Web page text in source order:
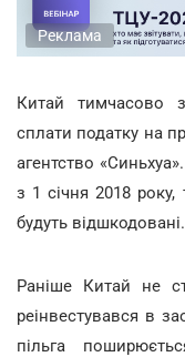
Реклама
Китай тимчасово
сплати податку на
агентство
з 1 січня 2018
будуть відшкодовані.
Раніше Китай не
реінвестувався в
пільга